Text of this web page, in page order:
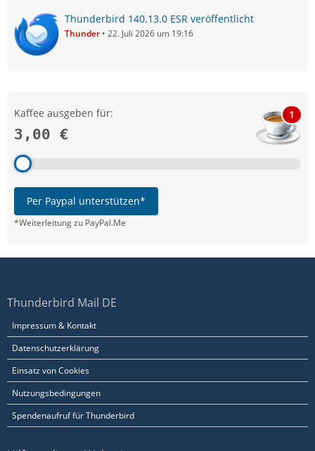
Thunderbird 140.13.0 ESR veröffentlicht
Thunder 22. Juli 2026 um 19:16
Kaffee ausgeben für:
3,00 €
1
Per Paypal unterstützen*
*Weiterleitung zu PayPal.Me
Thunderbird Mail DE
Impressum & Kontakt
Datenschutzerklärung
Einsatz von Cookies
Nutzungsbedingungen
Spendenaufruf für Thunderbird